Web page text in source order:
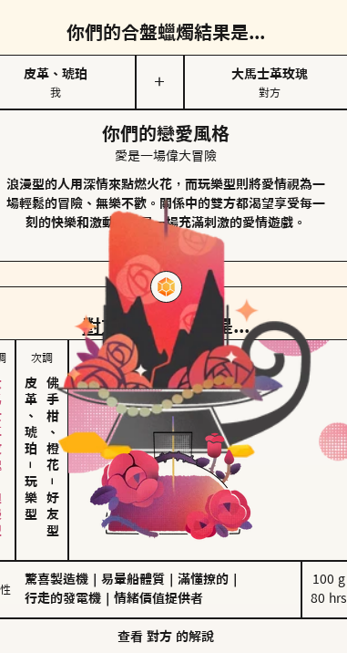
你們的合盤蠟燭結果是...
皮革、琥珀
我
＋
大馬士革玫瑰
對方
你們的戀愛風格
愛是一場偉大冒險
浪漫型的人用深情來點燃火花，而玩樂型則將愛情視為一
場輕鬆的冒險、無樂不歡。關係中的雙方都渴望享受每一
刻的快樂和激動，像是一場充滿刺激的愛情遊戲。
對方 的主調蠟燭是...
型
次調
皮革、琥珀
－
玩樂型
佛手柑、橙花
－
好友型
驚喜製造機 易暈船體質 滿懂撩的
行走的發電機
情緒價值提供者
100 g
80 hrs
查看 對方 的解說